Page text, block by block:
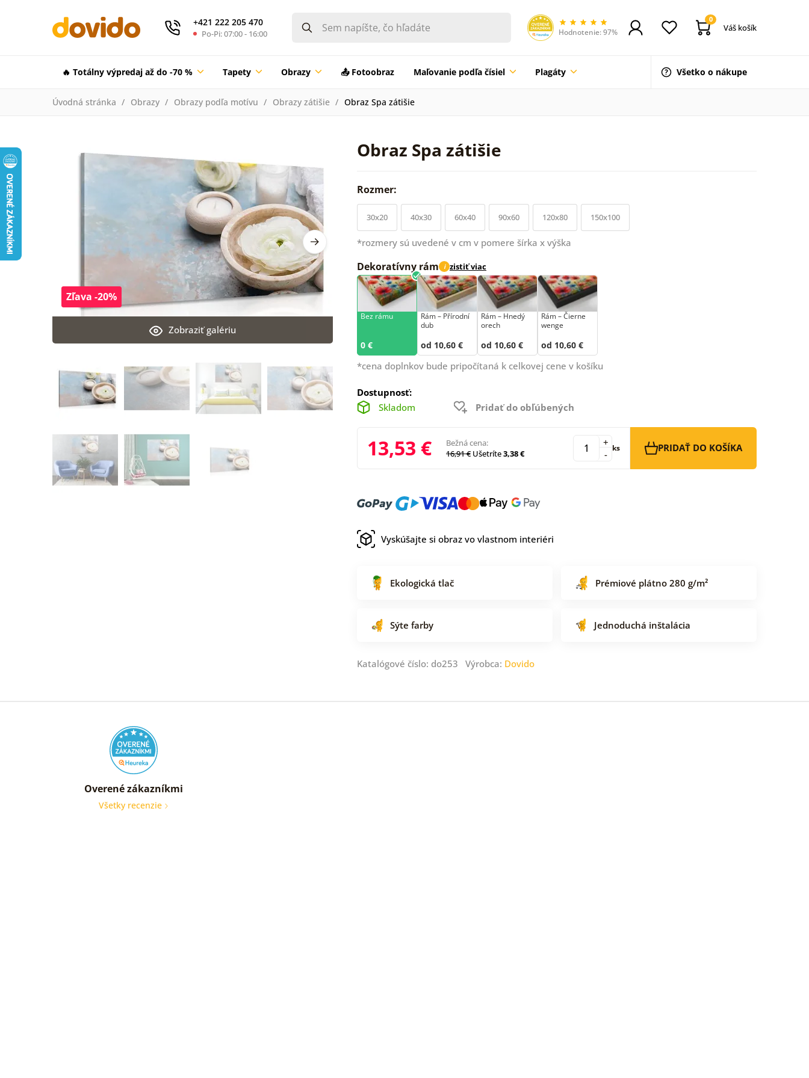
+421 222 205 470
Po-Pi: 07:00 - 16:00 Hodnotenie: 97%
0
Váš košík
🔥 Totálny výpredaj až do -70 % Tapety Obrazy 📤 Fotoobraz Maľovanie podľa čísiel Plagáty Všetko o nákupe
Úvodná stránka Obrazy Obrazy podľa motívu Obrazy zátišie Obraz Spa zátišie
Obraz Spa zátišie
Zobraziť galériu
Zľava -20%
Rozmer:
30x20 40x30 60x40 90x60 120x80 150x100
*rozmery sú uvedené v cm v pomere šírka x výška
Dekoratívny rám i zistiť viac
Bez rámu
0 €
Rám –⁠⁠⁠⁠⁠⁠ Přírodní
dub
od 10,60 €
Rám – Hnedý
orech
od 10,60 €
Rám – Čierne
wenge
od 10,60 €
*cena doplnkov bude pripočítaná k celkovej cene v košíku
Dostupnosť:
Skladom
Pridať do obľúbených
13,53 €
Bežná cena:
16,91 € Ušetríte3,38 € -
+ ks PRIDAŤ DO KOŠÍKA
Vyskúšajte si obraz vo vlastnom interiéri
Ekologická tlač Prémiové plátno 280 g/m²
Sýte farby Jednoduchá inštalácia
Katalógové číslo: do253 Výrobca: Dovido
Overené zákazníkmi
Všetky recenzie